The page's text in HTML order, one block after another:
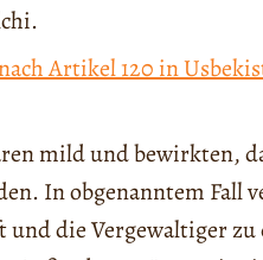
Artikel 120 in
mild und bewirkten,
In obgenanntem Fall
die Vergewaltiger zu